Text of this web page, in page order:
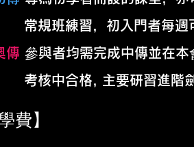
規班練習，初入門者每週
傳 參與者均需完成中傳並在本
核中合格, 主要研習進階劍
費】